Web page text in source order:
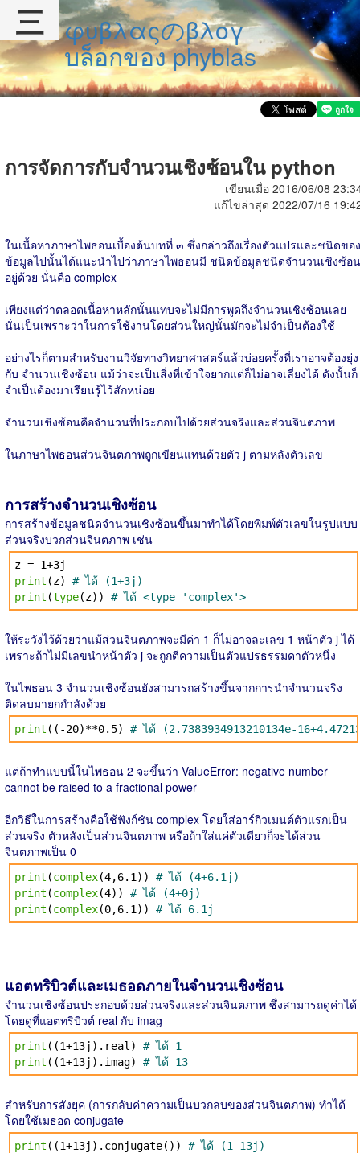
φυβλαςのβλογ
บล็อกของ phyblas
การจัดการกับจำนวนเชิงซ้อนใน python
เขียนเมื่อ 2016/06/08
แก้ไขล่าสุด 2022/07/16
ในเนื้อหาภาษาไพธอนเบื้องต้นบทที่ ๓ ซึ่งกล่าวถึงเรื่องตัวแปรและชนิดของ
ข้อมูลไปนั้นได้แนะนำไปว่าภาษาไพธอนมี ชนิดข้อมูลชนิดจำนวนเชิงซ้อน
อยู่ด้วย นั่นคือ complex
เพียงแต่ว่าตลอดเนื้อหาหลักนั้นแทบจะไม่มีการพูดถึงจำนวนเชิงซ้อนเลย
นั่นเป็นเพราะว่าในการใช้งานโดยส่วนใหญ่นั้นมักจะไม่จำเป็นต้องใช้
อย่างไรก็ตามสำหรับงานวิจัยทางวิทยาศาสตร์แล้วบ่อยครั้งที่เราอาจต้องยุ่ง
กับ จำนวนเชิงซ้อน แม้ว่าจะเป็นสิ่งที่เข้าใจยากแต่ก็ไม่อาจเลี่ยงได้ ดังนั้นก็
จำเป็นต้องมาเรียนรู้ไว้สักหน่อย
จำนวนเชิงซ้อนคือจำนวนที่ประกอบไปด้วยส่วนจริงและส่วนจินตภาพ
ในภาษาไพธอนส่วนจินตภาพถูกเขียนแทนด้วยตัว j ตามหลังตัวเลข
การสร้างจำนวนเชิงซ้อน
การสร้างข้อมูลชนิดจำนวนเชิงซ้อนขึ้นมาทำได้โดยพิมพ์ตัวเลขในรูปแบบ
ส่วนจริงบวกส่วนจินตภาพ เช่น
z = 1+3j
print (z) # ได้ (1+3j)
print (type(z)) # ได้ <type 'complex'>
ให้ระวังไว้ด้วยว่าแม้ส่วนจินตภาพจะมีค่า 1 ก็ไม่อาจละเลข 1 หน้าตัว j ได้
เพราะถ้าไม่มีเลขนำหน้าตัว j จะถูกตีความเป็นตัวแปรธรรมดาตัวหนึ่ง
ในไพธอน 3 จำนวนเชิงซ้อนยังสามารถสร้างขึ้นจากการนำจำนวนจริง
ติดลบมายกกำลังด้วย
print ((-20)**0.5) # ได้ (2.7383934913210134e-
แต่ถ้าทำแบบนี้ในไพธอน 2 จะขึ้นว่า ValueError: negative number
cannot be raised to a fractional power
อีกวิธีในการสร้างคือใช้ฟังก์ชัน complex โดยใส่อาร์กิวเมนต์ตัวแรกเป็น
ส่วนจริง ตัวหลังเป็นส่วนจินตภาพ หรือถ้าใส่แค่ตัวเดียวก็จะได้ส่วน
จินตภาพเป็น 0
print (complex(4,6.1)) # ได้ (4+6.1j)
print (complex(4)) # ได้ (4+0j)
print (complex(0,6.1)) # ได้ 6.1j
แอตทริบิวต์และเมธอดภายในจำนวนเชิงซ้อน
จำนวนเชิงซ้อนประกอบด้วยส่วนจริงและส่วนจินตภาพ ซึ่งสามารถดูค่าได้
โดยดูที่แอตทริบิวต์ real กับ imag
print ((1+13j).real) # ได้ 1
print ((1+13j).imag) # ได้ 13
สำหรับการสังยุค (การกลับค่าความเป็นบวกลบของส่วนจินตภาพ) ทำได้
โดยใช้เมธอด conjugate
print ((1+13j).conjugate()) # ได้ (1-13j)
三